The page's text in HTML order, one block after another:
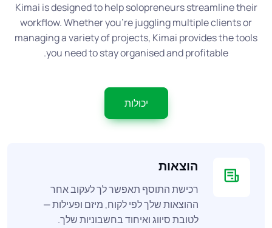
Kimai is designed to help solopreneurs streamline their
workflow. Whether you’re juggling multiple clients or
managing a variety of projects, Kimai provides the tools
you need to stay organised and profitable.
יכולות
הוצאות
רכישת התוסף תאפשר לך לעקוב אחר
ההוצאות שלך לפי לקוח, מיזם ופעילות —
לטובת סיווג ואיחוד בחשבוניות שלך.